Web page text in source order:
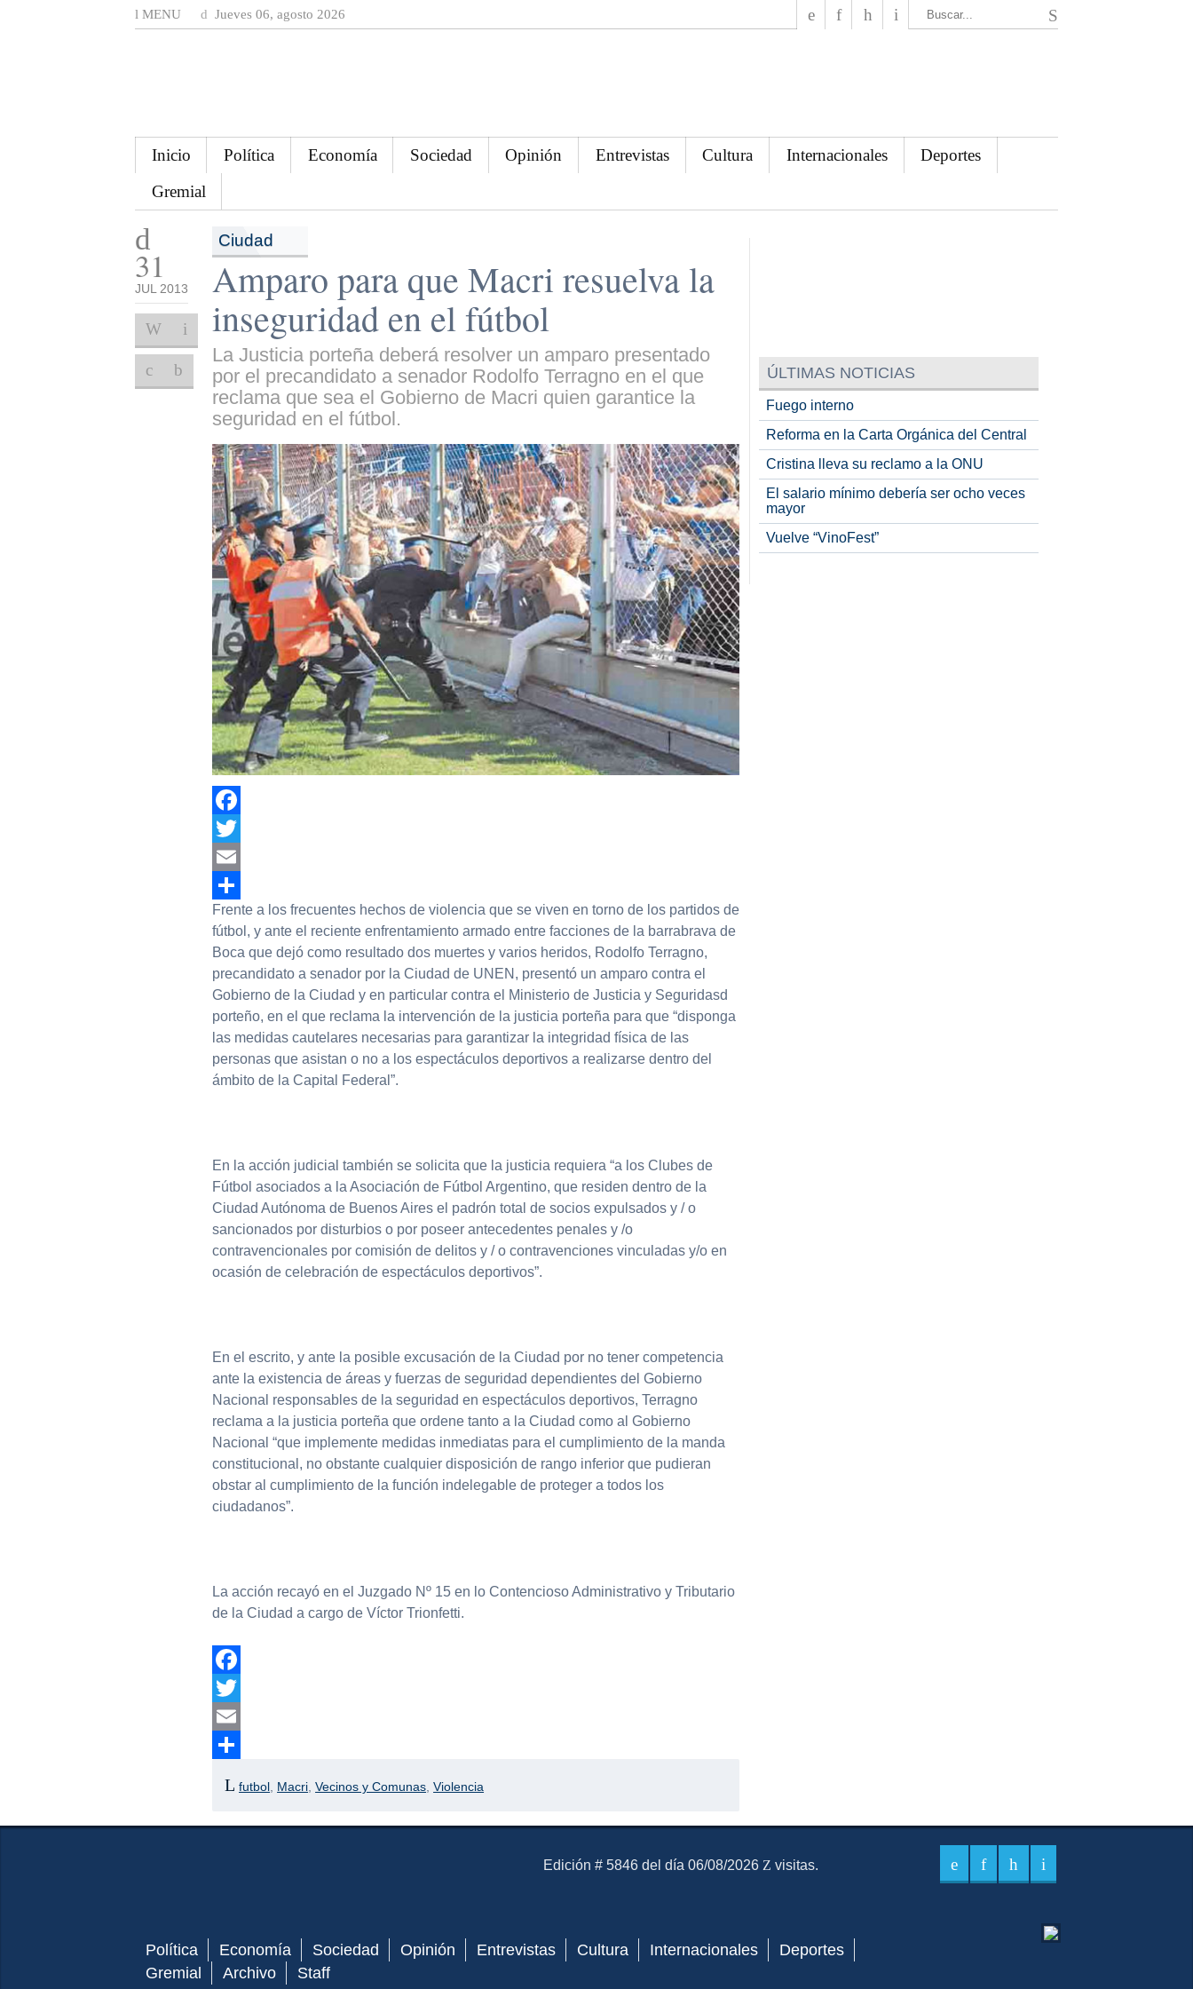
MENU Jueves 06, agosto 2026
Inicio Política Economía Sociedad Opinión Entrevistas Cultura Internacionales
Deportes
Gremial
31
JUL 2013
Ciudad
Amparo para que Macri resuelva la
inseguridad en el fútbol
La Justicia porteña deberá resolver un amparo presentado
por el precandidato a senador Rodolfo Terragno en el que
reclama que sea el Gobierno de Macri quien garantice la
seguridad en el fútbol.
Facebook
Twitter
Email
Compartir
Frente a los frecuentes hechos de violencia que se viven en torno de los partidos de
fútbol, y ante el reciente enfrentamiento armado entre facciones de la barrabrava de
Boca que dejó como resultado dos muertes y varios heridos, Rodolfo Terragno,
precandidato a senador por la Ciudad de UNEN, presentó un amparo contra el
Gobierno de la Ciudad y en particular contra el Ministerio de Justicia y Seguridasd
porteño, en el que reclama la intervención de la justicia porteña para que “disponga
las medidas cautelares necesarias para garantizar la integridad física de las
personas que asistan o no a los espectáculos deportivos a realizarse dentro del
ámbito de la Capital Federal”.
En la acción judicial también se solicita que la justicia requiera “a los Clubes de
Fútbol asociados a la Asociación de Fútbol Argentino, que residen dentro de la
Ciudad Autónoma de Buenos Aires el padrón total de socios expulsados y / o
sancionados por disturbios o por poseer antecedentes penales y /o
contravencionales por comisión de delitos y / o contravenciones vinculadas y/o en
ocasión de celebración de espectáculos deportivos”.
En el escrito, y ante la posible excusación de la Ciudad por no tener competencia
ante la existencia de áreas y fuerzas de seguridad dependientes del Gobierno
Nacional responsables de la seguridad en espectáculos deportivos, Terragno
reclama a la justicia porteña que ordene tanto a la Ciudad como al Gobierno
Nacional “que implemente medidas inmediatas para el cumplimiento de la manda
constitucional, no obstante cualquier disposición de rango inferior que pudieran
obstar al cumplimiento de la función indelegable de proteger a todos los
ciudadanos”.
La acción recayó en el Juzgado Nº 15 en lo Contencioso Administrativo y Tributario
de la Ciudad a cargo de Víctor Trionfetti.
Facebook
Twitter
Email
futbol, Macri,Vecinos y Comunas,Violencia
ÚLTIMAS NOTICIAS
Fuego interno
Reforma en la Carta Orgánica del Central
Cristina lleva su reclamo a la ONU
El salario mínimo debería ser ocho veces
mayor
Vuelve “VinoFest”
El Mensajero Diario
Edición # 5846 del día 06/08/2026 visitas.
Política Economía Sociedad Opinión Entrevistas Cultura Internacionales
Deportes
Gremial
Archivo Staff